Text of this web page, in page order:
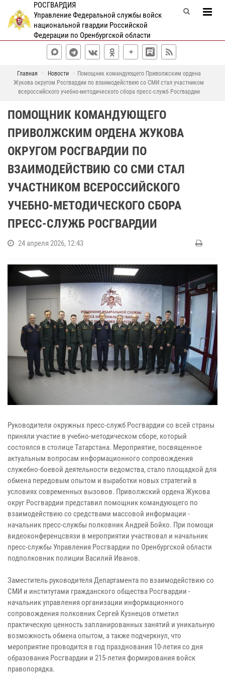
РОСГВАРДИЯ
Управление Федеральной службы войск
национальной гвардии Российской
Федерации по Оренбургской области
Главная Новости
Помощник командующего Приволжским ордена
Жукова округом Росгвардии по взаимодействию со СМИ стал участником
всероссийского учебно-методического сбора пресс-служб Росгвардии
ПОМОЩНИК КОМАНДУЮЩЕГО
ПРИВОЛЖСКИМ ОРДЕНА ЖУКОВА
ОКРУГОМ РОСГВАРДИИ ПО
ВЗАИМОДЕЙСТВИЮ СО СМИ СТАЛ
УЧАСТНИКОМ ВСЕРОССИЙСКОГО
УЧЕБНО-МЕТОДИЧЕСКОГО СБОРА
ПРЕСС-СЛУЖБ РОСГВАРДИИ
24 апреля 2026, 12:43
Руководители окружных пресс-служб Росгвардии со всей страны
приняли участие в учебно-методическом сборе, который
состоялся в столице Татарстана. Мероприятие, посвященное
актуальным вопросам информационного сопровождения
служебно-боевой деятельности ведомства, стало площадкой для
обмена передовым опытом и выработки новых стратегий в
условиях современных вызовов. Приволжский ордена Жукова
округ Росгвардии представил помощник командующего по
взаимодействию со средствами массовой информации -
начальник пресс-службы полковник Андрей Бойко. При помощи
видеоконференцсвязи в мероприятии участвовал и начальник
пресс-службы Управления Росгвардии по Оренбургской области
подполковник полиции Василий Иванов.
Заместитель руководителя Департамента по взаимодействию со
СМИ и институтами гражданского общества Росгвардии -
начальник управления организации информационного
сопровождения полковник Сергей Кузнецов отметил
практическую ценность запланированных занятий и уникальную
возможность обмена опытом, а также подчеркнул, что
мероприятие проводится в год празднования 10-летия со дня
образования Росгвардии и 215-летия формирования войск
правопорядка.